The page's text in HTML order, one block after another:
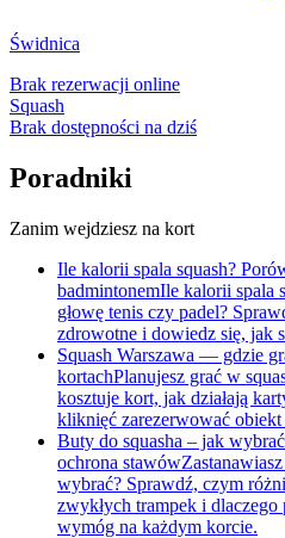
Świdnica
Brak rezerwacji online
Squash
Brak dostępności na dziś
Poradniki
Zanim wejdziesz na kort
Ile kalorii spala squash?
badmintonemIle kalorii spala
głowę tenis czy padel?
zdrowotne i dowiedz się, jak
Squash Warszawa — gdzie
kortachPlanujesz grać w
kosztuje kort, jak działają
kliknięć zarezerwować obiekt
Buty do squasha – jak
ochrona stawów
wybrać? Sprawdź, czym
zwykłych trampek i
wymóg na każdym korcie.